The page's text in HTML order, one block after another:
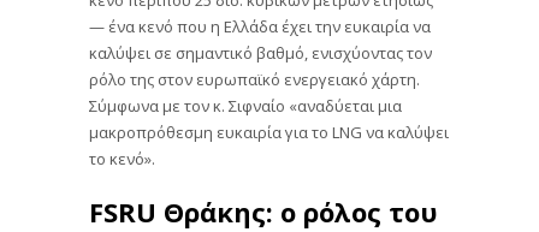
— ένα κενό που η Ελλάδα έχει την ευκαιρία να
καλύψει σε σημαντικό βαθμό, ενισχύοντας τον
ρόλο της στον ευρωπαϊκό ενεργειακό χάρτη.
Σύμφωνα με τον κ. Σιφναίο «αναδύεται μια
μακροπρόθεσμη ευκαιρία για το LNG να καλύψει
το κενό».
FSRU Θράκης: ο ρόλος του